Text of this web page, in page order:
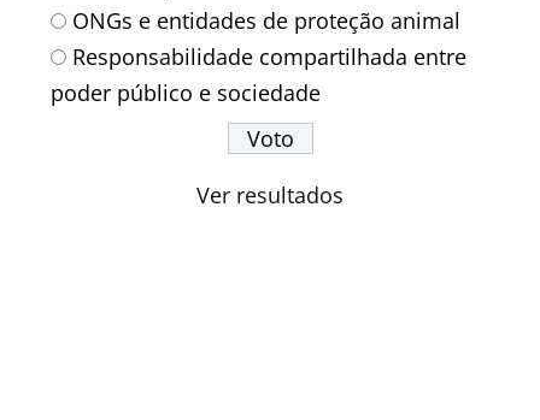
ONGs e entidades de proteção animal
Responsabilidade compartilhada entre
poder público e sociedade
Ver resultados